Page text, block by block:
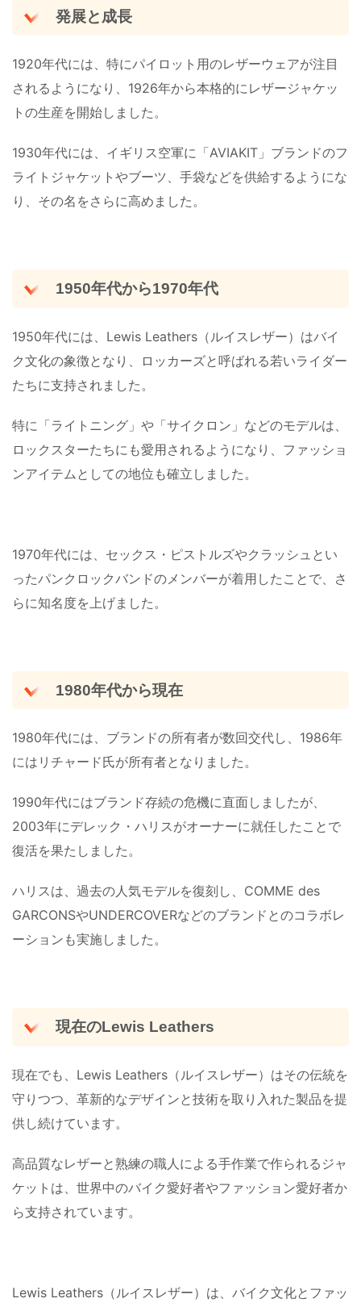
発展と成長
1920年代には、特にパイロット用のレザーウェアが注目
されるようになり、1926年から本格的にレザージャケッ
トの生産を開始しました。
1930年代には、イギリス空軍に「AVIAKIT」ブランドのフ
ライトジャケットやブーツ、手袋などを供給するようにな
り、その名をさらに高めました​。
1950年代から1970年代
1950年代には、Lewis Leathers（ルイスレザー）はバイ
ク文化の象徴となり、ロッカーズと呼ばれる若いライダー
たちに支持されました。
特に「ライトニング」や「サイクロン」などのモデルは、
ロックスターたちにも愛用されるようになり、ファッショ
ンアイテムとしての地位も確立しました​。
1970年代には、セックス・ピストルズやクラッシュとい
ったパンクロックバンドのメンバーが着用したことで、さ
らに知名度を上げました​。
1980年代から現在
1980年代には、ブランドの所有者が数回交代し、1986年
にはリチャード氏が所有者となりました。
1990年代にはブランド存続の危機に直面しましたが、
2003年にデレック・ハリスがオーナーに就任したことで
復活を果たしました。
ハリスは、過去の人気モデルを復刻し、COMME des
GARCONSやUNDERCOVERなどのブランドとのコラボレ
ーションも実施しました​。
現在のLewis Leathers
現在でも、Lewis Leathers（ルイスレザー）はその伝統を
守りつつ、革新的なデザインと技術を取り入れた製品を提
供し続けています。
高品質なレザーと熟練の職人による手作業で作られるジャ
ケットは、世界中のバイク愛好者やファッション愛好者か
ら支持されています。
Lewis Leathers（ルイスレザー）は、バイク文化とファッ